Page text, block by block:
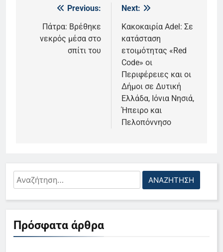
Πλοήγηση
άρθρων
Previous:
Πάτρα: Βρέθηκε
νεκρός μέσα στο
σπίτι του
Next:
Κακοκαιρία Adel: Σε
κατάσταση
ετοιμότητας «Red
Code» οι
Περιφέρειες και οι
Δήμοι σε Δυτική
Ελλάδα, Ιόνια Νησιά,
Ήπειρο και
Πελοπόννησο
Αναζήτηση
για:
Πρόσφατα άρθρα
5
«τιμόνι» του κεντρικού δελτίου
ειδήσεων της ΕΡΤ
LIFESTYLE-MEDIA